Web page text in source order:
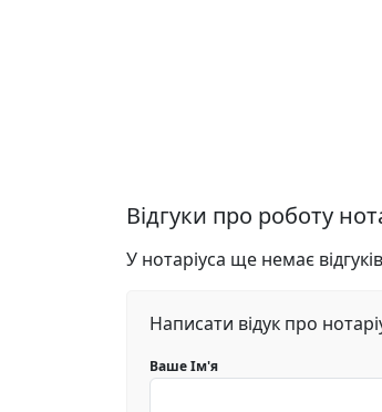
Відгуки про роботу
У нотаріуса ще немає
Написати відук про
Ваше Ім'я